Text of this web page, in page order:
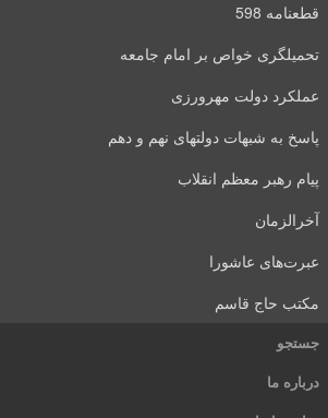
قطعنامه 598
تحمیلگری خواص بر امام جامعه
عملکرد دولت مهرورزی
پاسخ به شبهات دولتهای نهم و دهم
پیام رهبر معظم انقلاب
آخرالزمان
عبرت‌های عاشورا
مکتب حاج قاسم
جستجو
درباره ما